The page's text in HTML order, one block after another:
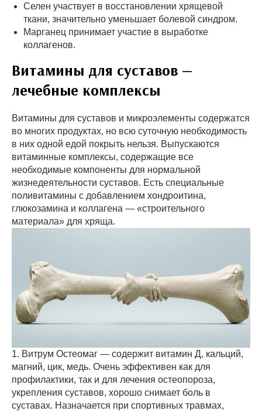
Селен участвует в восстановлении хрящевой
ткани, значительно уменьшает болевой синдром.
Марганец принимает участие в выработке
коллагенов.
Витамины для суставов —
лечебные комплексы
Витамины для суставов и микроэлементы содержатся
во многих продуктах, но всю суточную необходимость
в них одной едой покрыть нельзя. Выпускаются
витаминные комплексы, содержащие все
необходимые компоненты для нормальной
жизнедеятельности суставов. Есть специальные
поливитамины с добавлением хондроитина,
глюкозамина и коллагена — «строительного
материала» для хряща.
1. Витрум Остеомаг — содержит витамин Д, кальций,
магний, цик, медь. Очень эффективен как для
профилактики, так и для лечения остеопороза,
укрепления суставов, хорошо снимает боль в
суставах. Назначается при спортивных травмах,